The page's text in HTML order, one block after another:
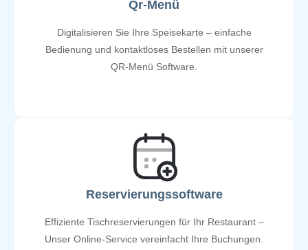
Qr-Menü
Digitalisieren Sie Ihre Speisekarte – einfache
Bedienung und kontaktloses Bestellen mit unserer
QR-Menü Software.
Reservierungssoftware
Effiziente Tischreservierungen für Ihr Restaurant –
Unser Online-Service vereinfacht Ihre Buchungen.